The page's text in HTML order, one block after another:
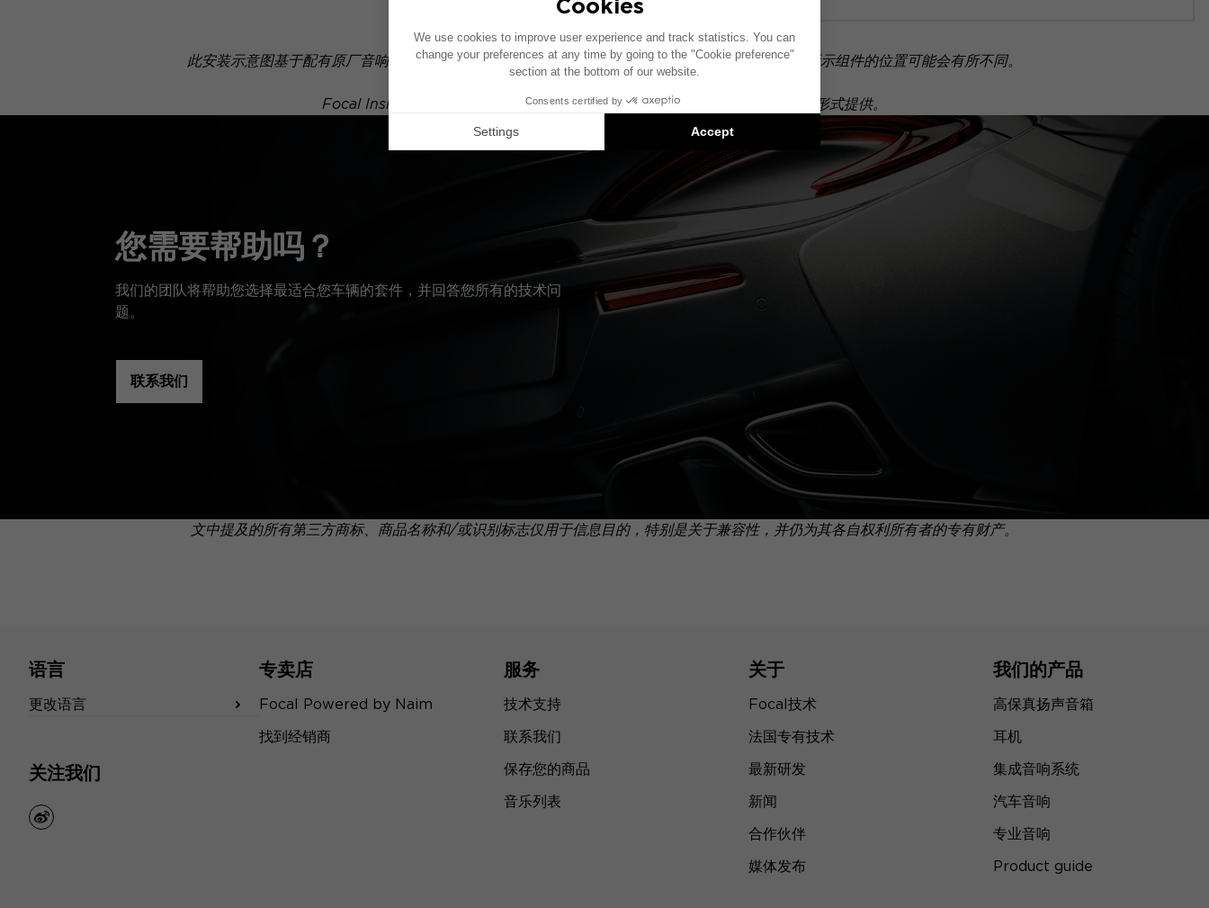
此安装示意图基于配有原厂音响系统的车辆绘制。如果您的车辆配有特定的高保真选装配置，图中所示组件的位置可能会有所不同。
Focal Inside 安装方案是兼容产品的推荐：每个组件均单独销售，并非以套装形式提供。
您需要帮助吗？
我们的团队将帮助您选择最适合您车辆的套件，并回答您所有的技术问
题。
联系我们
文中提及的所有第三方商标、商品名称和/或识别标志仅用于信息目的，特别是关于兼容性，并仍为其各自权利所有者的专有财产。
语言
更改语言
关注我们
weibo
专卖店
Focal Powered by Naim
找到经销商
服务
技术支持
联系我们
保存您的商品
音乐列表
关于
Focal技术
法国专有技术
最新研发
新闻
合作伙伴
媒体发布
我们的产品
高保真扬声音箱
耳机
集成音响系统
汽车音响
专业音响
Product guide